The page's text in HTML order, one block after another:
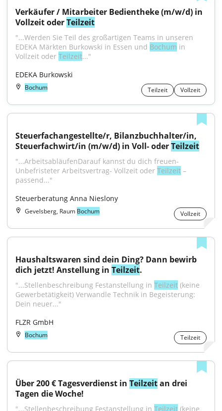
Verkäufer / Mitarbeiter Bedientheke (m/w/d) in
Vollzeit oder Teilzeit
"...Werden Sie Teil des großartigen Teams in unseren
EDEKA Märkten Burkowski in Essen und Bochum in
Vollzeit oder Teilzeit..."
EDEKA Burkowski
Bochum Teilzeit Vollzeit
Steuerfachangestellte/r, Bilanzbuchhalter/in,
Steuerfachwirt/in (m/w/d) in Voll- oder Teilzeit
"...ArbeitsabläufenDarauf kannst du dich freuen-
Unbefristeter Arbeitsvertrag- Vollzeit oder Teilzeit –
passend..."
Steuerberatung Anna Nieslony
Gevelsberg, Raum Bochum Vollzeit
Haushaltswaren sind dein Ding? Dann bewirb
dich jetzt! Anstellung in Teilzeit.
"...Stellenbeschreibung Festanstellung in Teilzeit (keine
Gewerbetätigkeit) Verwandle Technik in Begeisterung:
Dein neuer..."
FLZR GmbH
Bochum Teilzeit
Über 200 € Tagesverdienst in Teilzeit an drei
Tagen die Woche!
"...Stellenbeschreibung Festanstellung in Teilzeit (keine